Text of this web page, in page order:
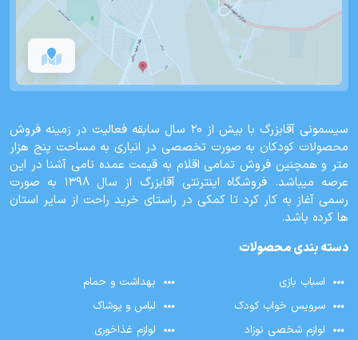
سیسمونی آقابزرگ با بیش از 20 سال سابقه فعالیت در زمینه فروش
محصولات کودکان به صورت تخصصی در انباری به مساحت پنج هزار
متر و همچنین فروش تمامی اقلام به قیمت عمده نامی آشنا در این
عرصه میباشد. فروشگاه اینترنتی آقابزرگ از سال 1398 به صورت
رسمی آغاز به کار کرد تا کمکی در راستای خرید راحت از سایر استان
ها کرده باشد.
دسته بندی محصولات
اسباب بازی
بهداشت و حمام
سرویس خواب کودک
لباس و پوشاک
لوازم شخصی نوزاد
لوازم غذاخوری